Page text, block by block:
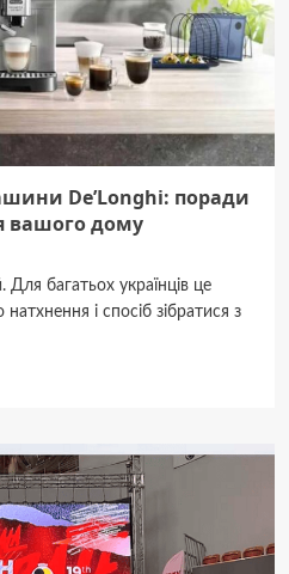
De’Longhi: поради
вашого дому
багатьох українців це
і спосіб зібратися з